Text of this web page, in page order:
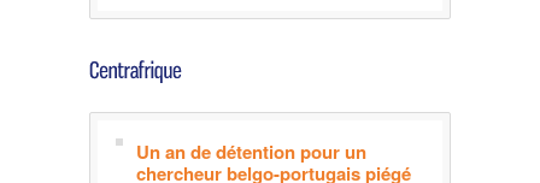
Un an de détention pour un
chercheur belgo-portugais piégé